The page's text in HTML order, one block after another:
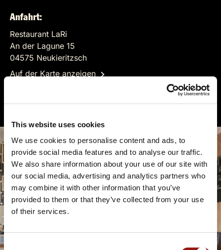
This website uses cookies
We use cookies to personalise content and ads, to
provide social media features and to analyse our traffic.
We also share information about your use of our site with
our social media, advertising and analytics partners who
may combine it with other information that you’ve
provided to them or that they’ve collected from your use
of their services.
Consent
Anfahrt:
Restaurant LaRi
An der Lagune 15
04575 Neukieritzsch
Auf der Karte anzeigen
www.la-ri.de